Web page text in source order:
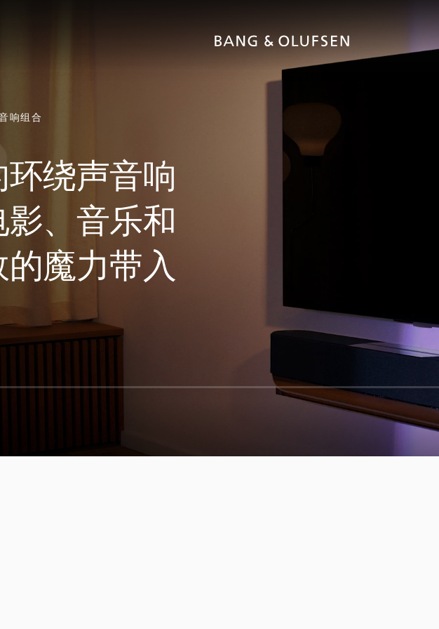
响组合
绕声音响
、音乐和
魔力带入